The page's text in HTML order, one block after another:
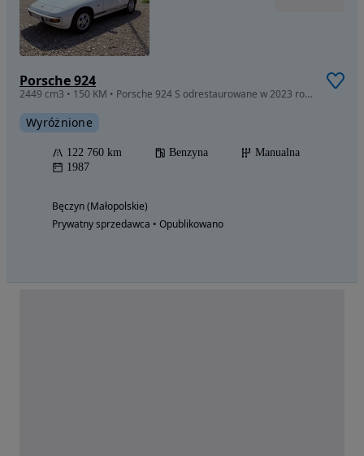
Porsche 924
2449 cm3 • 150 KM • Porsche 924 S odrestaurowane w 2023 roku
Wyróżnione
122 760 km Benzyna
Manualna
1987
Bęczyn (Małopolskie)
Prywatny sprzedawca • Opublikowano